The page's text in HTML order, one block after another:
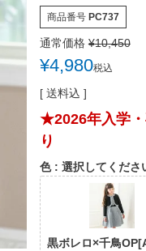
商品番号 PC737
通常価格 ¥10,450
¥4,980税込
送料込
★2026年入学・
り
色 選択してくださ
黒ボレロ×千鳥